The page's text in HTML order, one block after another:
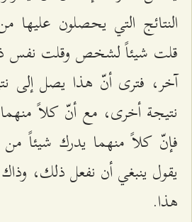
النتائج التي يحصلون عليها
قلت شيئاً لشخص وقلت
آخر، فترى أنّ هذا يصل إلى
نتيجة أخرى، مع أنّ كلاً
فإنّ كلاً منهما يدرك شيئاً
يقول ينبغي أن نفعل ذلك،
هذا.